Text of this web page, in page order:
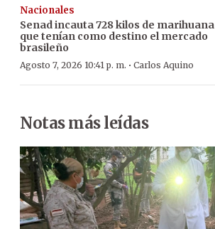
Nacionales
Senad incauta 728 kilos de marihuana
que tenían como destino el mercado
brasileño
Agosto 7, 2026 10:41 p. m. · Carlos Aquino
Notas más leídas